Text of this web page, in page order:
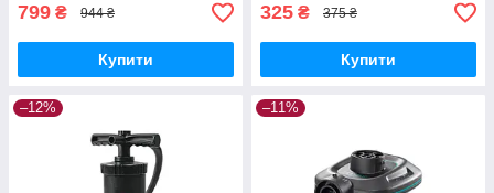
799 ₴ 944 ₴
Купити
325 ₴ 375 ₴
Купити
–12% –11%